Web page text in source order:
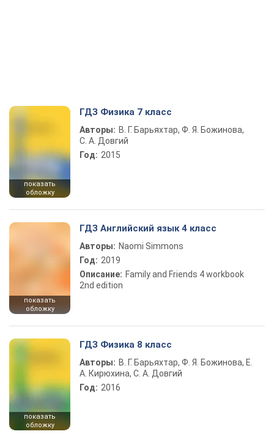
показать
обложку
ГДЗ Физика 7 класс
Авторы: В. Г. Барьяхтар, Ф. Я. Божинова,
С. А. Довгий
Год: 2015
показать
обложку
ГДЗ Английский язык 4 класс
Авторы: Naomi Simmons
Год: 2019
Описание: Family and Friends 4 workbook
2nd edition
показать
обложку
ГДЗ Физика 8 класс
Авторы: В. Г. Барьяхтар, Ф. Я. Божинова, Е.
А. Кирюхина, С. А. Довгий
Год: 2016